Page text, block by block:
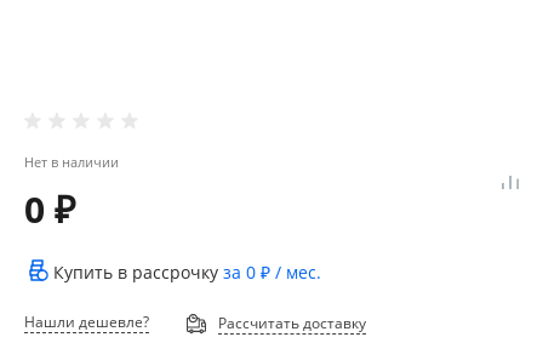
Нет в наличии
0 ₽
Купить в рассрочку за 0 ₽ / мес.
Нашли дешевле? Рассчитать доставку